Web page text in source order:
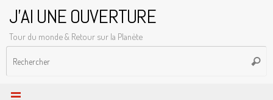
contenu
J'AI UNE OUVERTURE
Tour du monde & Retour sur la Planète